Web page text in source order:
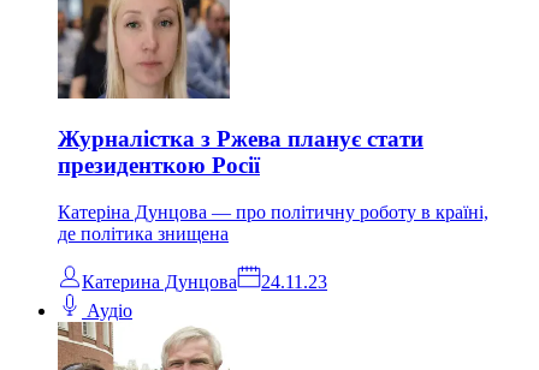
Журналістка з Ржева планує стати
президенткою Росії
Катеріна Дунцова — про політичну роботу в країні,
де політика знищена
Катерина Дунцова
24.11.23
Аудіо